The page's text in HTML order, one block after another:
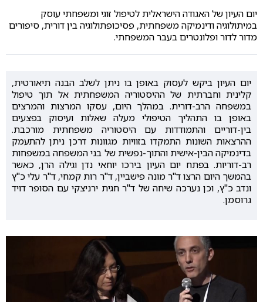
יום העיון של האגודה הישראלית לטיפול זוגי ומשפחתי עוסק
במיתולוגיה ודינמיקה משפחתית, פסיכופתולוגיה בין דורית, סיפורים
מדור לדור ופלונטרים בעבר המשפחתי.
יום העיון ביקש לעסוק באופן בו ניתן לשלב הבנה תיאורטית,
קלינית וחברתית של ההיסטוריה המשפחתית אל תוך טיפול
במשפחה הרב-דורית. במהלך היום, עסקו המרצות והמרצים
באופן בו התהליך הטיפולי מעלה שאלות ועיסוק בפצעים
בין-דוריים והתמודדות עם היסטוריה משפחתית מורכבת.
ההרצאות השונות התמקדו בזוויות מגוונות דרכן ניתן להתעמק
בדינמיקה הבין-אישית והתוך-נפשית של בני המשפחה במשפחות
רב-דוריות. בפתח יום העיון בירכו יוחאי נדן וגילה הרן, כאשר
בהמשך היום הרצו ד"ר מונה פישביין, ד"ר רות קמחי, ד"ר עלי כ"ץ
ונדב כ"ץ, וכן נערכה שיחה של ד"ר חגית ירניצקי עם הסופר דויד
גרוסמן.